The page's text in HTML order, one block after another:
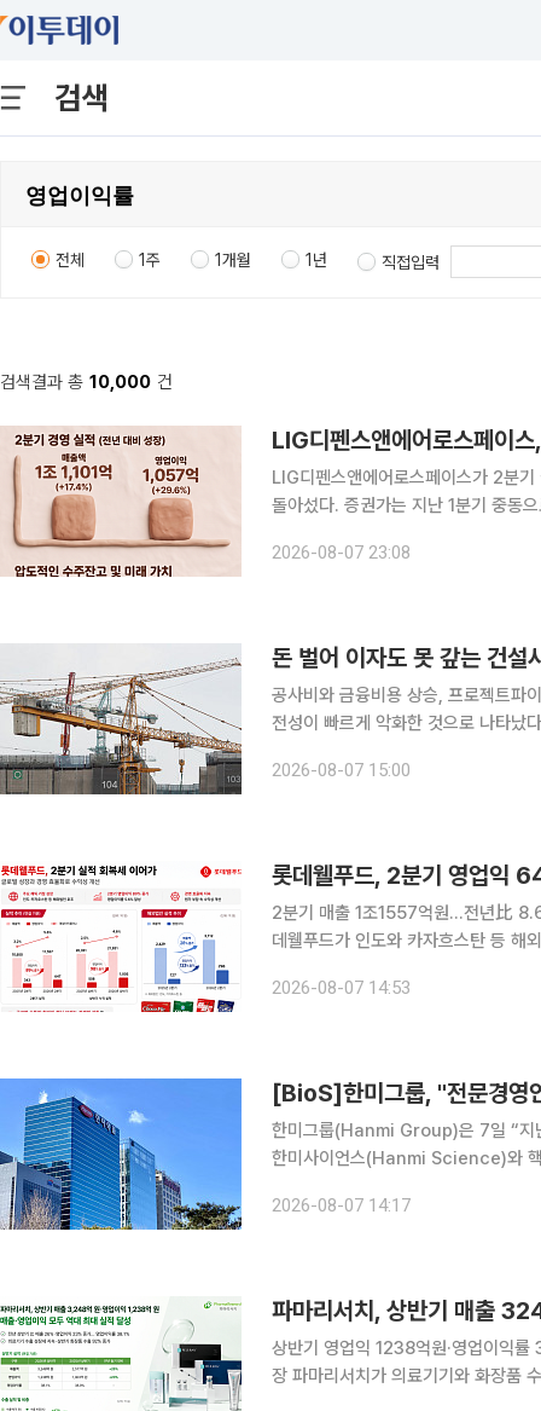
검색
전체 1주 1개월 1년 직접입력
검색결과 총 10,000 건
LIG디펜스앤에어로스페이스가 2분
돌아섰다. 증권가는 지난 1분기 중동
한국거래소에 따르면 전날 LIG디펜
2026-08-07 23:08
돈 벌어 이자도 못 갚는 건
공사비와 금융비용 상승, 프로젝트파
전성이 빠르게 악화한 것으로 나타났
가 두드러졌다. 한국건설산
2026-08-07 15:00
롯데웰푸드, 2분기 영업익
2분기 매출 1조1557억원…전년比
데웰푸드가 인도와 카자흐스탄 등 해
성을 개선했다. 롯데웰푸드는
2026-08-07 14:53
[BioS]한미그룹, "전문경영
한미그룹(Hanmi Group)은 7일 “지
한미사이언스(Hanmi Science)와
회사를 중심으로 생각하고 판단해야
2026-08-07 14:17
파마리서치, 상반기 매출
상반기 영업익 1238억원·영업이익
장 파마리서치가 의료기기와 화장품 수출 확대에 힘입어 올해 상반기 매출과 영업이익 모두 역대 최